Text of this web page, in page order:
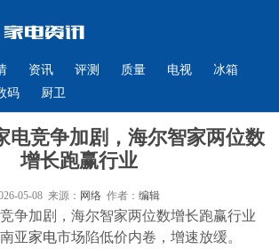
资讯 评测 质量 电视
冰箱
码 厨卫
电竞争加剧，海尔智家两位数
增长跑赢行业
05-08 来源： 网络作者： 编辑
竞争加剧，海尔智家两位数增长跑赢行业
亚家电市场陷低价内卷，增速放缓。